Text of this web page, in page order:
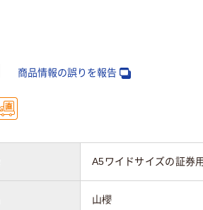
商品情報の誤りを報告
A5ワイドサイズの証券
山櫻